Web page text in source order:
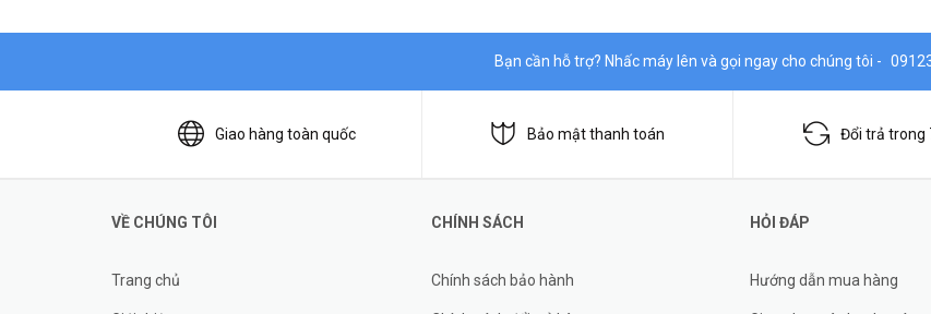
Bạn cần hỗ trợ? Nhấc máy lên và gọi ngay cho chúng tôi -
Giao hàng toàn quốc Bảo mật thanh toán Đổi trả trong
VỀ CHÚNG TÔI
Trang chủ
CHÍNH SÁCH
Chính sách bảo hành
HỎI ĐÁP
Hướng dẫn mua hàng